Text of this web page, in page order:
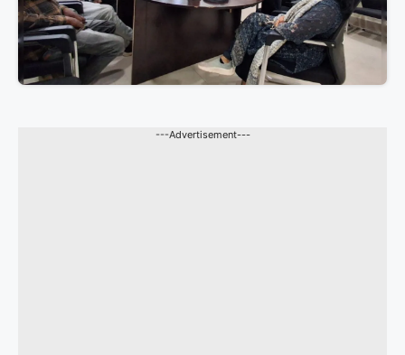
---Advertisement---